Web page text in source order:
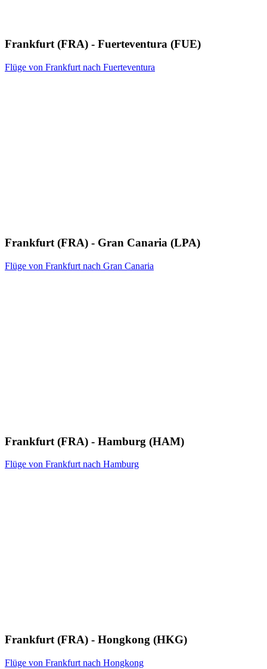
Frankfurt (FRA) - Fuerteventura (FUE)
Flüge von Frankfurt nach Fuerteventura
Frankfurt (FRA) - Gran Canaria (LPA)
Flüge von Frankfurt nach Gran Canaria
Frankfurt (FRA) - Hamburg (HAM)
Flüge von Frankfurt nach Hamburg
Frankfurt (FRA) - Hongkong (HKG)
Flüge von Frankfurt nach Hongkong